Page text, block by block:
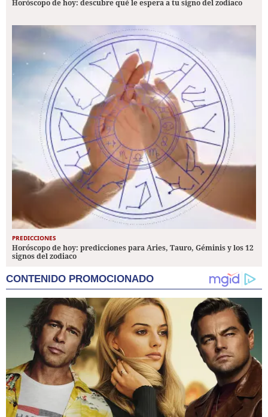
Horóscopo de hoy: descubre qué le espera a tu signo del zodiaco
PREDICCIONES
Horóscopo de hoy: predicciones para Aries, Tauro, Géminis y los 12
signos del zodiaco
CONTENIDO PROMOCIONADO